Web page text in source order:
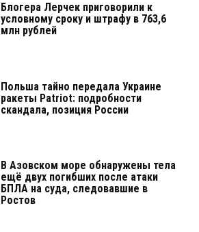
Блогера Лерчек приговорили к
условному сроку и штрафу в 763,6
млн рублей
Польша тайно передала Украине
ракеты Patriot: подробности
скандала, позиция России
В Азовском море обнаружены тела
ещё двух погибших после атаки
БПЛА на суда, следовавшие в
Ростов